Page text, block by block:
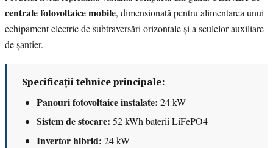
centrale fotovoltaice mobile, dimensionată pentru alimentarea unui
echipament electric de subtraversări orizontale și a sculelor auxiliare
de șantier.
Specificații tehnice principale:
Panouri fotovoltaice instalate: 24 kW
Sistem de stocare: 52 kWh baterii LiFePO4
Invertor hibrid: 24 kW